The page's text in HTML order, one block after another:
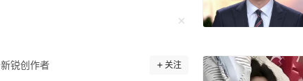
锐创作者 关注